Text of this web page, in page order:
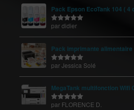
Pack Epson EcoTank 104 ( 4
Note 5sur
par didier
Pack imprimante alimentaire
Note5sur
par Jessica Solé
MegaTank multifonction Wifi
Note
sur
par FLORENCE D.